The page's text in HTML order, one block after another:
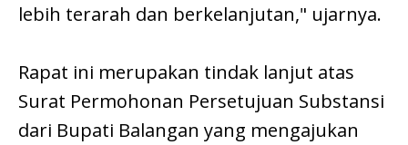
lebih terarah dan berkelanjutan," ujarnya.
Rapat ini merupakan tindak lanjut atas
Surat Permohonan Persetujuan Substansi
dari Bupati Balangan yang mengajukan